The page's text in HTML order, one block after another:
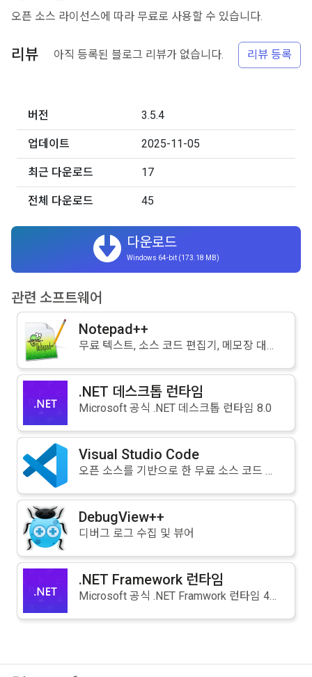
오픈 소스 라이선스에 따라 무료로 사용할 수 있습니다.
리뷰 아직 등록된 블로그 리뷰가 없습니다. 리뷰 등록
버전 3.5.4
업데이트 2025-11-05
최근 다운로드 17
전체 다운로드 45
다운로드
Windows 64-bit (173.18 MB)
관련 소프트웨어
Notepad++
무료 텍스트, 소스 코드 편집기, 메모장 대체 프로그램
.NET 데스크톱 런타임
Microsoft 공식 .NET 데스크톱 런타임 8.0
Visual Studio Code
오픈 소스를 기반으로 한 무료 소스 코드 편집기
DebugView++
디버그 로그 수집 및 뷰어
.NET Framework 런타임
Microsoft 공식 .NET Framwork 런타임 4.8.1